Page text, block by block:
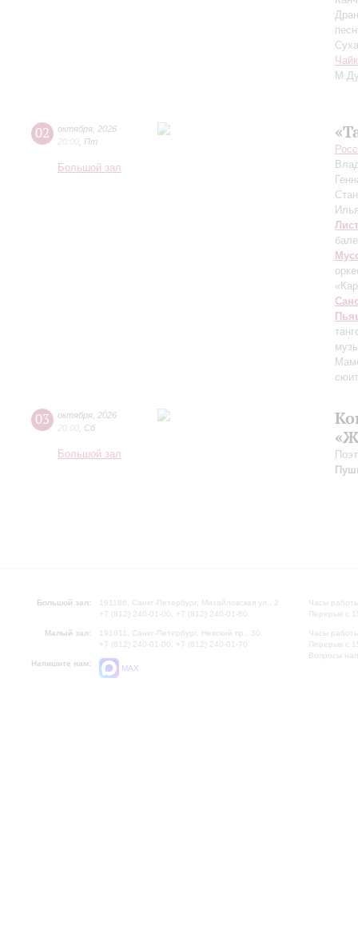
02 октября 2026
20:00 Пт
Большой зал
Лист
03 октября 2026
20:00 Сб
Большой зал
Большой зал:
191186, Санкт-Петербург, Михайловская ул., 2
+7 (812) 240-01-00, +7 (812) 240-01-80
Малый зал:
191011, Санкт-Петербург, Невский пр., 30
+7 (812) 240-01-00, +7 (812) 240-01-70
Напишите нам:
MAX
Часы
Перерыв с
Часы
Перерыв с
Вопросы